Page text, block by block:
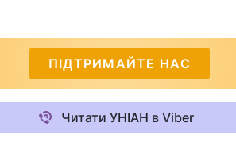
ПІДТРИМАЙТЕ НАС
Читати УНІАН в Viber